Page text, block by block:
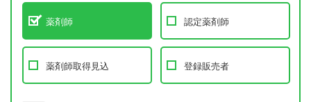
薬剤師 認定薬剤師
薬剤師取得見込 登録販売者